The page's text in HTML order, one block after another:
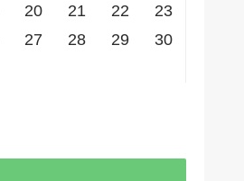
20 21 22
23
27 28 29
30